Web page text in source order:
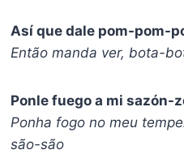
Así que dale pom-pom-
Então manda ver, bota-
Ponle fuego a mi sazón-
Ponha fogo no meu
são-são